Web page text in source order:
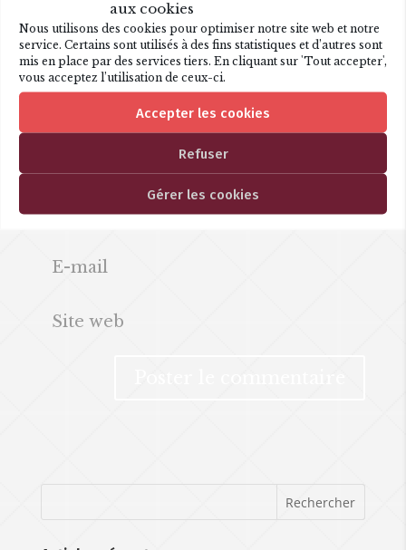
aux cookies
Nous utilisons des cookies pour optimiser notre site web et notre
service. Certains sont utilisés à des fins statistiques et d’autres sont
mis en place par des services tiers. En cliquant sur 'Tout accepter',
vous acceptez l’utilisation de ceux-ci.
Accepter les cookies
Refuser
Gérer les cookies